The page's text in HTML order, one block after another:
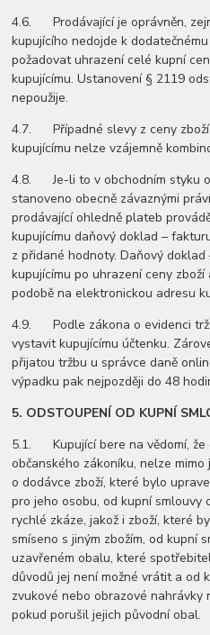
4.6. Prodávající je oprávněn,
kupujícího nedojde k
požadovat uhrazení celé kupní
kupujícímu. Ustanovení § 2119
nepoužije.
4.7. Případné slevy z ceny zboží
kupujícímu nelze vzájemně
4.8. Je-li to v obchodním styku
stanoveno obecně závaznými
prodávající ohledně plateb
kupujícímu daňový doklad –
z přidané hodnoty. Daňový
kupujícímu po uhrazení ceny
podobě na elektronickou adresu
4.9. Podle zákona o evidenci
vystavit kupujícímu účtenku.
přijatou tržbu u správce daně
výpadku pak nejpozději do 48
5. ODSTOUPENÍ OD KUPNÍ
5.1. Kupující bere na vědomí, že
občanského zákoníku, nelze
o dodávce zboží, které bylo
pro jeho osobu, od kupní smlouvy
rychlé zkáze, jakož i zboží, které
smíseno s jiným zbožím, od kupní
uzavřeném obalu, které
důvodů jej není možné vrátit a od
zvukové nebo obrazové nahrávky
pokud porušil jejich původní obal.